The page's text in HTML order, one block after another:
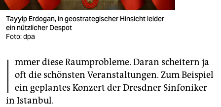
fragen & hilfe
unterstützen
genossenschaft
epaper login
Tayyip Erdogan, in geostrategischer Hinsicht leider
ein nützlicher Despot
Foto: dpa
I mmer diese Raumprobleme. Daran scheitern ja
oft die schönsten Veranstaltungen. Zum Beispiel
ein geplantes Konzert der Dresdner Sinfoniker
in Istanbul.